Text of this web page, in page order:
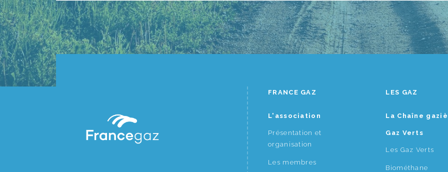
FRANCE GAZ
L'association
Présentation et
organisation
Les membres
LES GAZ
La Chaîne
Gaz Verts
Les Gaz Verts
Biométhane